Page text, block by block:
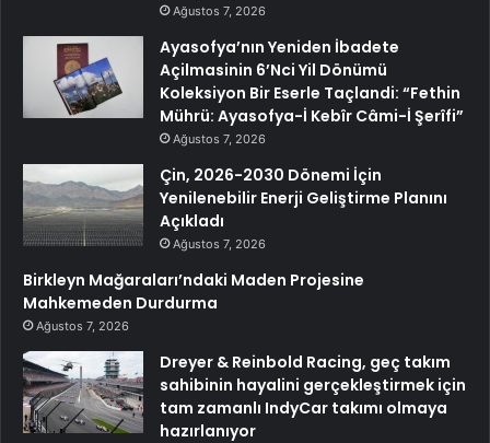
Ağustos 7, 2026
Ayasofya’nın Yeniden İbadete
Açilmasinin 6’Nci Yil Dönümü
Koleksiyon Bir Eserle Taçlandi: “Fethin
Mührü: Ayasofya-İ Kebîr Câmi-İ Şerîfi”
Ağustos 7, 2026
Çin, 2026-2030 Dönemi İçin
Yenilenebilir Enerji Geliştirme Planını
Açıkladı
Ağustos 7, 2026
Birkleyn Mağaraları’ndaki Maden Projesine
Mahkemeden Durdurma
Ağustos 7, 2026
Dreyer & Reinbold Racing, geç takım
sahibinin hayalini gerçekleştirmek için
tam zamanlı IndyCar takımı olmaya
hazırlanıyor